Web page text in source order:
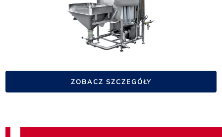
ZOBACZ SZCZEGÓŁY